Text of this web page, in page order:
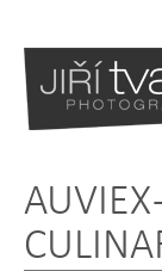
AUVIEX